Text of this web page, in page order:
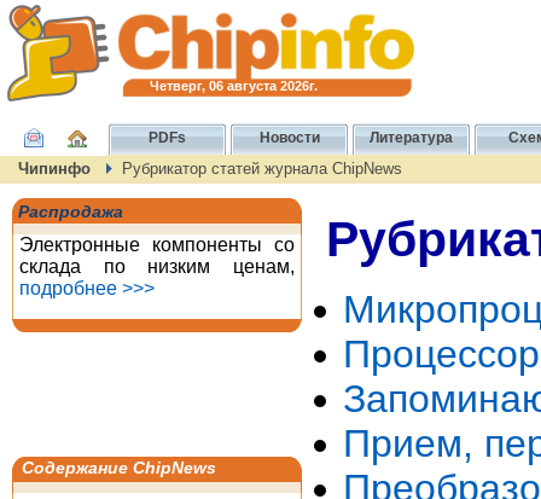
Четверг, 06 августа 2026г.
PDFs Новости Литература
Чипинфо Рубрикатор статей журнала ChipNews
Распродажа
Электронные компоненты со
склада по низким ценам,
подробнее >>>
Содержание ChipNews
Прием,